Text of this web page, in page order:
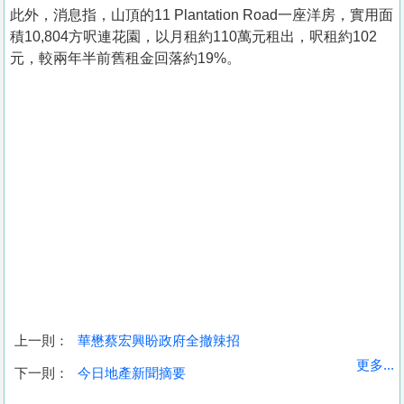
收
此外，消息指，山頂的11 Plantation Road一座洋房，實用面
積10,804方呎連花園，以月租約110萬元租出，呎租約102
元，較兩年半前舊租金回落約19%。
上一則： 華懋蔡宏興盼政府全撤辣招
下一則： 今日地產新聞摘要
更多...